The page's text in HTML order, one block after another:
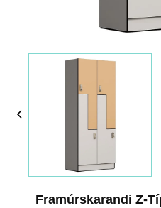
Framúrskarandi Z-